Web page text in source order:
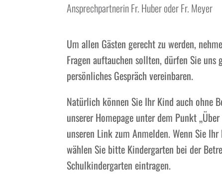
Ansprechpartnerin Fr. Huber oder Fr. Meyer
Um allen Gästen gerecht zu werden,
Fragen auftauchen sollten, dürfen Sie
persönliches Gespräch vereinbaren.
Natürlich können Sie Ihr Kind auch ohne
unserer Homepage unter dem Punkt
unseren Link zum Anmelden. Wenn Sie
wählen Sie bitte Kindergarten bei der
Schulkindergarten eintragen.